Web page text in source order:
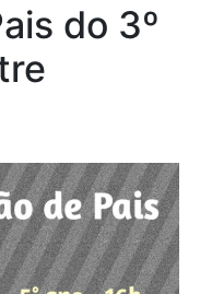
do 3º